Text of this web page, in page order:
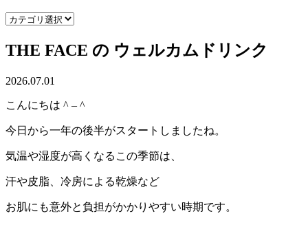
THE FACE の ウェルカムドリンク
2026.07.01
こんにちは ^ – ^
今日から一年の後半がスタートしましたね。
気温や湿度が高くなるこの季節は、
汗や皮脂、冷房による乾燥など
お肌にも意外と負担がかかりやすい時期です。